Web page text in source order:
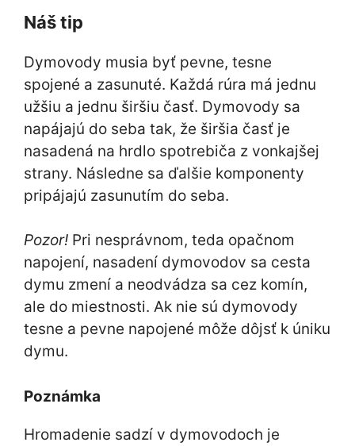
Náš tip
Dymovody musia byť pevne, tesne
spojené a zasunuté. Každá rúra má jednu
užšiu a jednu širšiu časť. Dymovody sa
napájajú do seba tak, že širšia časť je
nasadená na hrdlo spotrebiča z vonkajšej
strany. Následne sa ďalšie komponenty
pripájajú zasunutím do seba.
Pozor! Pri nesprávnom, teda opačnom
napojení, nasadení dymovodov sa cesta
dymu zmení a neodvádza sa cez komín,
ale do miestnosti. Ak nie sú dymovody
tesne a pevne napojené môže dôjsť k úniku
dymu.
Poznámka
Hromadenie sadzí v dymovodoch je